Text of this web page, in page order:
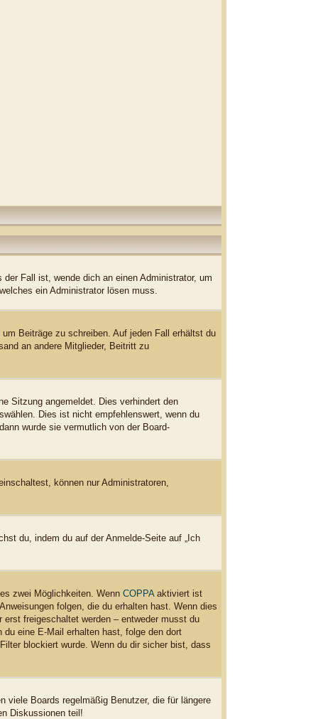
Fall ist, wende dich an einen Administrator, um
ein Administrator lösen muss.
Beiträge zu schreiben. Auf jeden Fall erhältst du
an andere Mitglieder, Beitritt zu
Sitzung angemeldet. Dies verhindert den
Dies ist nicht empfehlenswert, wenn du
wurde sie vermutlich von der Board-
können nur Administratoren,
du, indem du auf der Anmelde-Seite auf „Ich
zwei Möglichkeiten. WennCOPPAaktiviert ist
folgen, die du erhalten hast. Wenn dies
freigeschaltet werden – entweder musst du
eine E-Mail erhalten hast, folge den dort
blockiert wurde. Wenn du dir sicher bist, dass
viele Boards regelmäßig Benutzer, die für längere
Diskussionen teil!